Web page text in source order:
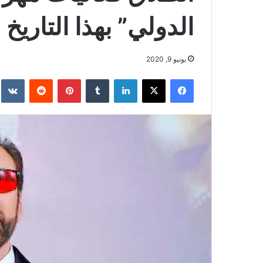
الدولي” بهذا التاريخ
يونيو 9, 2020
فيسبوك ‫X لينكدإن بينتيريست